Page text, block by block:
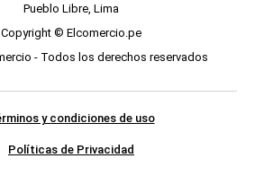
Pueblo Libre, Lima
Copyright © Elcomercio.pe
- Todos los derechos reservados
y condiciones de uso
Políticas de Privacidad